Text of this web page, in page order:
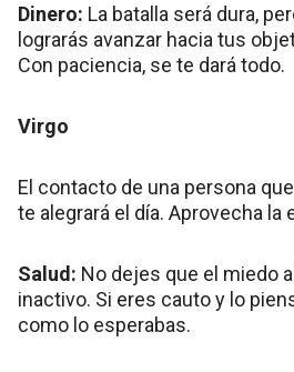
Dinero: La batalla será dura,
lograrás avanzar hacia tus
Con paciencia, se te dará todo.
Virgo
El contacto de una persona
te alegrará el día. Aprovecha la
Salud: No dejes que el miedo
inactivo. Si eres cauto y lo
como lo esperabas.